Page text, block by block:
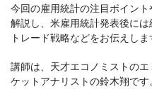
今回の雇用統計の注目ポイン
解説し、米雇用統計発表後に
トレード戦略などをお伝えしま
講師は、天才エコノミストの
ケットアナリストの鈴木翔です